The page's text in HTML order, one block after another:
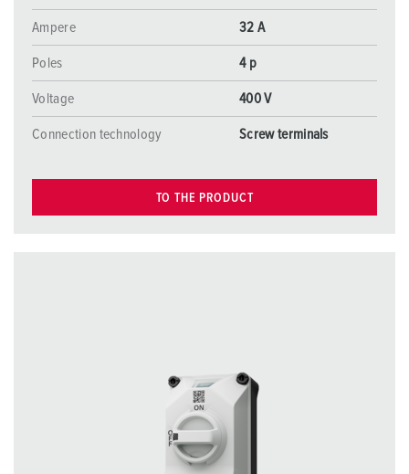
Ampere 32 A
Poles 4 p
Voltage 400 V
Connection technology Screw terminals
TO THE PRODUCT